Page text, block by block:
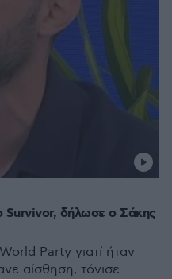
Survivor, δήλωσε ο Σάκης
Party γιατί ήταν
αίσθηση, τόνισε